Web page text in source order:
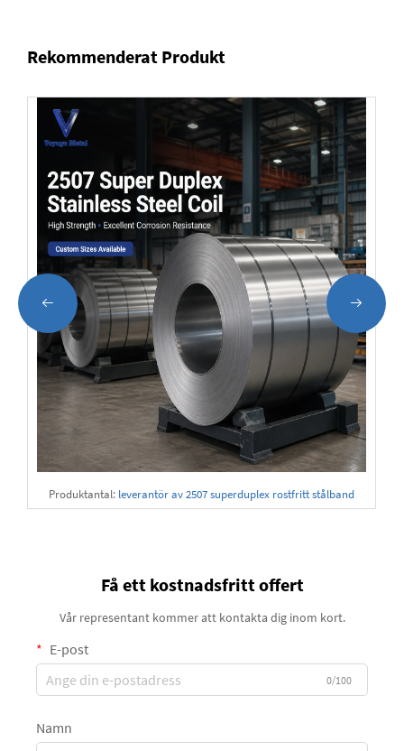
Rekommenderat Produkt
Produktantal: leverantör av 2507 superduplex rostfritt stålband
Få ett kostnadsfritt offert
Vår representant kommer att kontakta dig inom kort.
E-post
0/100
Namn